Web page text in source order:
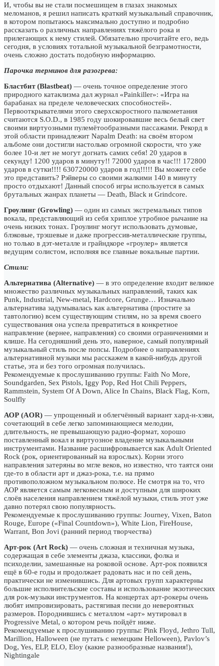
И, чтобы вы не стали посмешищем в глазах знакомых
меломанов, я решил написать краткий музыкальный справочник,
в котором попытаюсь максимально доступно и подробно
рассказать о различных направлениях тяжёлого рока и
прилегающих к нему стилей. Обязательно прочитайте его, ведь
сегодня, в условиях тотальной музыкальной безграмотности,
очень сложно достать подобную информацию.
Парочка терминов для разогрева:
Бластбит (Blastbeat) — очень точное определение этого
природного катаклизма дал журнал «Painkiller»: «Игра на
барабанах на пределе человеческих способностей».
Первооткрывателями этого сверхскоростного палкометания
считаются S.O.D., в 1985 году шокировавшие весь белый свет
своими виртуозными пулемётообразными пассажами. Рекорд в
этой области принадлежит Napalm Death: на своём втором
альбоме они достигли настолько огромной скорости, что уже
более 10-и лет не могут догнать самих себя! 20 ударов в
секунду! 1200 ударов в минуту!! 72000 ударов в час!!! 172800
ударов в сутки!!!! 630720000 ударов в год!!!!! Вы можете себе
это представить? Рэйверы со своими жалкими 140 в минуту
просто отдыхают! Данный способ игры используется в самых
брутальных жанрах планеты — Death, Black и Grindcore.
Гроулинг (Growling) — один из самых экстремальных типов
вокала, представляющий из себя хриплое утробное рычание на
очень низких тонах. Гроулинг могут использовать думовые,
блэковые, трэшевые и даже прогрессив-металлические группы,
но только в дэт-металле и грайндкоре «гроулер» является
ведущим солистом, исполняя все главные вокальные партии.
Стили:
Альтернатива (Alternative) — в это определение входит великое
множество различных музыкальных направлений, таких как
Punk, Industrial, New-metal, Hardcore, Grunge… Изначально
альтернатива задумывалась как альтернатива (простите за
тавтологию) всем существующим стилям, но за время своего
существования она успела превратиться в конкретное
направление (вернее, направления) со своими ограничениями и
клише. На сегодняшний день это, наверное, самый популярный
музыкальный стиль после попсы. Подробнее о направлениях
альтернативной музыки мы расскажем в какой-нибудь другой
статье, эта и без того огромная получилась.
Рекомендуемые к прослушиванию группы: Faith No More,
Soundgarden, Sex Pistols, Iggy Pop, Red Hot Chili Peppers,
Rammstein, System Of A Down, Alice In Chains, Black Flag, Korn,
Soulfly
АОР (AOR) — упрощенный и облегчённый вариант хард-н-хэви,
сочетающий в себе легко запоминающиеся мелодии,
длительность, не превышающую радио-формат, хорошо
поставленный вокал и виртуозное владение музыкальными
инструментами. Название расшифровывается как Adult Oriented
Rock (рок, ориентированный на взрослых). Корни этого
направления затеряны во мгле веков, но известно, что таятся они
где-то в области арт и джаз-рока, т.е. на прямо
противоположном музыкальном полюсе. Не смотря на то, что
АОР является самым легковесным и доступным для широких
слоёв населения направлением тяжёлой музыки, стиль этот уже
давно потерял свою популярность.
Рекомендуемые к прослушиванию группы: Journey, Vixen, Baton
Rouge, Europe («Final Countdown»), White Lion, FireHouse,
Warrant, Bon Jovi (ранний период творчества)
Арт-рок (Art Rock) — очень сложная и техничная музыка,
содержащая в себе элементы джаза, классики, фолка и
психоделии, замешанные на роковой основе. Арт-рок появился
ещё в 60-е годы и продолжает радовать нас и по сей день,
практически не изменившись. Для артовых групп характерны
большие исполнительские составы и использование экзотических
для рок-музыки инструментов. На концертах арт-рокеры очень
любят импровизировать, растягивая песни до невероятных
размеров. Породнившись с металлом «арт» мутировал в
Progressive Metal, о котором речь пойдёт ниже.
Рекомендуемые к прослушиванию группы: Pink Floyd, Jethro Tull,
Marillion, Halloween (не путать с немецким Helloween), Pavlov’s
Dog, Yes, ELP, ELO, Eloy (какие разнообразные названия!),
Nightingale